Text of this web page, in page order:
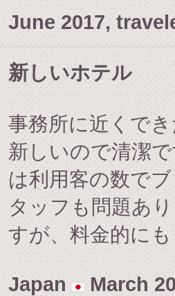
June 2017,
新しいホテル
事務所に近くで
新しいので清潔
は利用客の数で
タッフも問題あ
すが、料金的に
Japan March